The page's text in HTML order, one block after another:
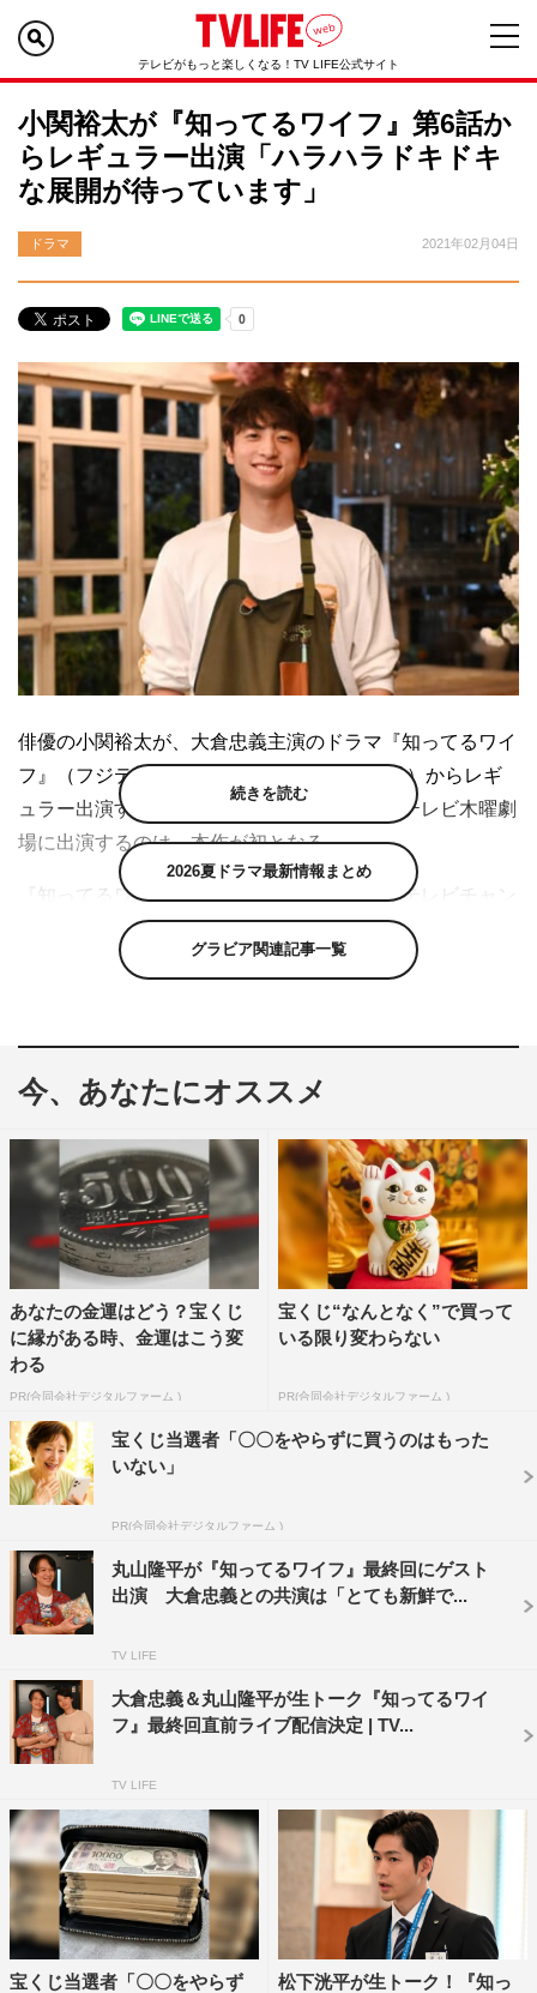
テレビがもっと楽しくなる！TV LIFE公式サイト
小関裕太が『知ってるワイフ』第6話か
らレギュラー出演「ハラハラドキドキ
な展開が待っています」
ドラマ 2021年02月04日
俳優の小関裕太が、大倉忠義主演のドラマ『知ってるワイ
フ』（フジテレビ系）に第6話（2月11日放送）からレギ
ュラー出演することが決定した。小関がフジテレビ木曜劇
場に出演するのは、本作が初となる。
『知ってるワイフ』は、韓国の有料ケーブルテレビチャン
ネル・tvNで2018年に放送された大ヒットドラマ『知って
るワイフ』が原作。大倉忠義が主演、広瀬アリスがヒロイ
佳（瀧本美織）が利用するフラワーショップのアルバイト
店員・上原邦光。甘いマスクで優しい気遣いのできる上原
は客からの評価も高い。上原は高級住宅地にある剣崎家へ
配達で何度か訪れていたにもかかわらず、沙也佳は彼のこ
とを覚えていなかった。しかし上原がプライベートでスケ
ボーをしている時に偶然再会し、次第に距離を縮めていく
ことに。沙也佳は夫の元春とは違った魅力を持つ上原にひ
小関は、『天才てれびくんMAX』（2006～2008年／
NHK）のテレビ戦士として活躍しながら幼少の頃より芝
居の経験を積み、その後もドラマ、映画、舞台など多方面
はちゃんとします』（2020年1月期／テレビ東京）や映画
「みをつくし料理帖」などに出演。今年は既に連続ドラマ
『おじさまと猫』（2021年1月期／テレビ東京）、ミュー
今後も映画「ライアー×ライアー」（2021年2月19日公
開）への出演が決定している。
木曜劇場への出演は今作が初となり、フジテレビドラマへ
の出演は『ビター・ブラッド～最悪で最強の親子刑事～』
（2014年4月期）以来、約7年ぶりとなる。
小関裕太 コメント
◆『知ってるワイフ』出演が決まった際の心境について
続きを読む
2026夏ドラマ最新情報まとめ
グラビア関連記事一覧
今、あなたにオススメ
あなたの金運はどう？宝くじ
に縁がある時、金運はこう変
わる
PR(合同会社デジタルファーム )
宝くじ“なんとなく”で買って
いる限り変わらない
PR(合同会社デジタルファーム )
宝くじ当選者「〇〇をやらずに買うのはもった
いない」
PR(合同会社デジタルファーム )
丸山隆平が『知ってるワイフ』最終回にゲスト
出演 大倉忠義との共演は「とても新鮮で...
TV LIFE
大倉忠義＆丸山隆平が生トーク『知ってるワイ
フ』最終回直前ライブ配信決定 | TV...
TV LIFE
宝くじ当選者「〇〇をやらず
松下洸平が生トーク！『知っ